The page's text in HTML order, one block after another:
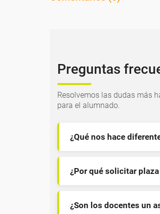
Preguntas
Resolvemos las dudas más
para el alumnado.
¿Qué nos hace
¿Por qué solicitar
¿Son los docentes un